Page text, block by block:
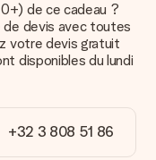
d'utiliser des
de la qualité de ton
clientèle et joins ta
Ils pourront
?
PNG et les
Si ces termes vous
de ce cadeau ?
de devis avec toutes
votre devis gratuit
disponibles du lundi
+32 3 808 51 86